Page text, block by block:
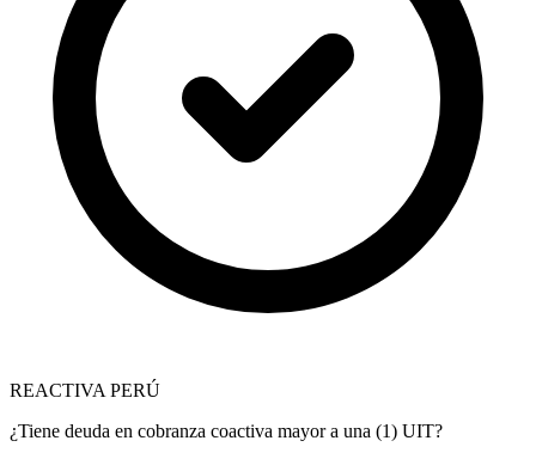
REACTIVA PERÚ
¿Tiene deuda en cobranza coactiva mayor a una (1) UIT?